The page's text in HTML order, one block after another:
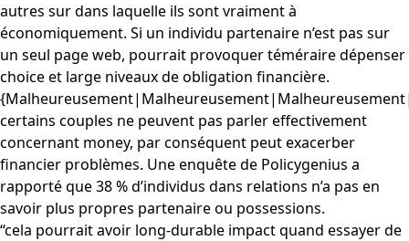
autres sur dans laquelle ils sont vraiment à
économiquement. Si un individu partenaire n’est pas sur
un seul page web, pourrait provoquer téméraire dépenser
choice et large niveaux de obligation financière.
certains couples ne peuvent pas parler effectivement
concernant money, par conséquent peut exacerber
financier problèmes. Une enquête de Policygenius a
rapporté que 38 % d’individus dans relations n’a pas en
savoir plus propres partenaire ou possessions.
“cela pourrait avoir long-durable impact quand essayer de